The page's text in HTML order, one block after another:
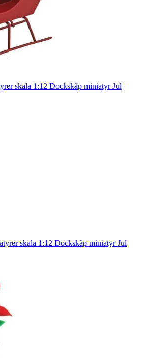
skala 1:12 Dockskåp miniatyr Jul
skala 1:12 Dockskåp miniatyr Jul